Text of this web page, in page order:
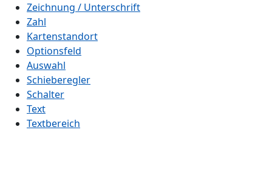
Zeichnung / Unterschrift
Zahl
Kartenstandort
Optionsfeld
Auswahl
Schieberegler
Schalter
Text
Textbereich